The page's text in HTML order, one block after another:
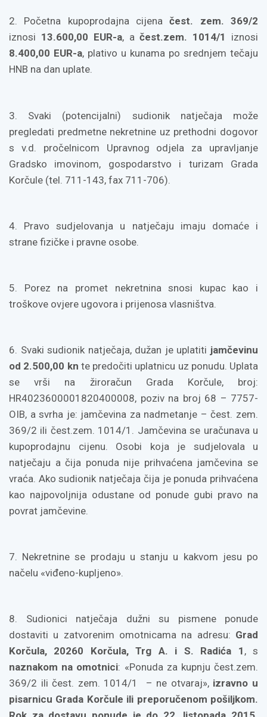
2. Početna kupoprodajna cijenačest. zem. 369/2
iznosi 13.600,00 EUR-a, ačest.zem. 1014/1
iznosi
8.400,00 EUR-a, plativo u kunama po srednjem tečaju
HNB na dan uplate.
3. Svaki (potencijalni) sudionik natječaja može
pregledati predmetne nekretnine uz prethodni dogovor
s v.d. pročelnicom Upravnog odjela za upravljanje
Gradsko imovinom, gospodarstvo i turizam Grada
Korčule (tel. 711-143, fax 711-706).
4. Pravo sudjelovanja u natječaju imaju domaće i
strane fizičke i pravne osobe.
5. Porez na promet nekretnina snosi kupac kao i
troškove ovjere ugovora i prijenosa vlasništva.
6. Svaki sudionik natječaja, dužan je uplatiti jamčevinu
od 2.500,00 kn te predočiti uplatnicu uz ponudu. Uplata
se vrši na žiroračun Grada Korčule, broj:
HR4023600001820400008, poziv na broj 68 – 7757-
OIB, a svrha je: jamčevina za nadmetanje – čest. zem.
369/2 ili čest.zem. 1014/1. Jamčevina se uračunava u
kupoprodajnu cijenu. Osobi koja je sudjelovala u
natječaju a čija ponuda nije prihvaćena jamčevina se
vraća. Ako sudionik natječaja čija je ponuda prihvaćena
kao najpovoljnija odustane od ponude gubi pravo na
povrat jamčevine.
7. Nekretnine se prodaju u stanju u kakvom jesu po
načelu «viđeno-kupljeno».
8. Sudionici natječaja dužni su pismene ponude
dostaviti u zatvorenim omotnicama na adresu: Grad
Korčula, 20260 Korčula, Trg A. i S. Radića
1 , s
naznakom na omotnici: «Ponuda za kupnju čest.zem.
369/2 ili čest. zem. 1014/1 – ne otvaraj», izravno u
pisarnicu Grada Korčule ili preporučenom pošiljkom.